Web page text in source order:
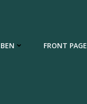
FRONT PAGE